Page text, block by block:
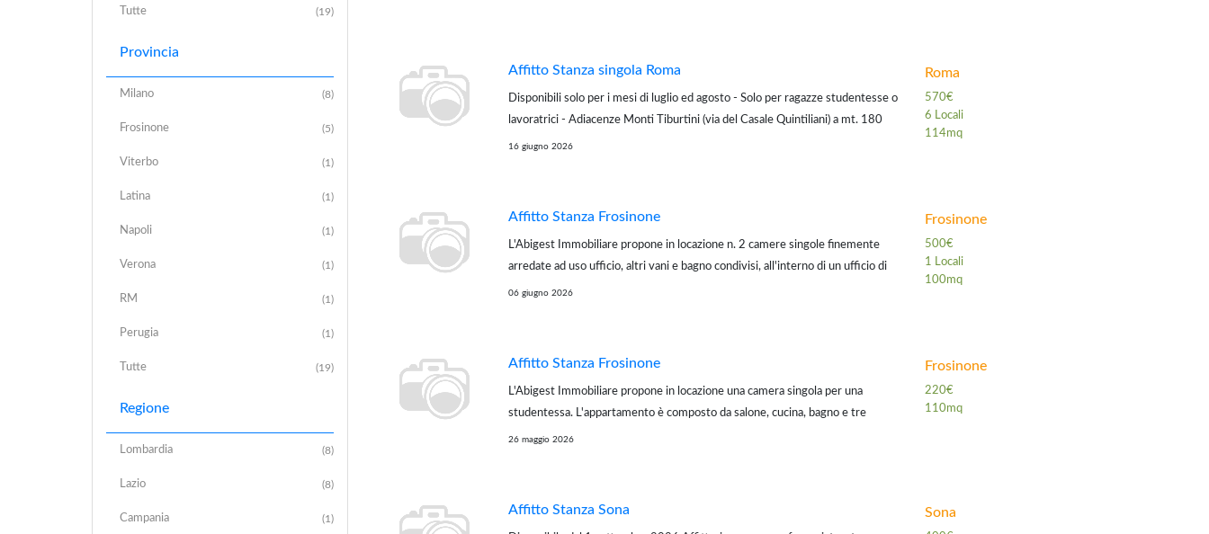
Tutte (19)
Provincia
Milano (8)
Frosinone (5)
Viterbo (1)
Latina (1)
Napoli (1)
Verona (1)
RM (1)
Perugia (1)
Tutte (19)
Regione
Lombardia (8)
Lazio (8)
Campania (1)
Affitto Stanza singola Roma
Disponibili solo per i mesi di luglio ed agosto - Solo per ragazze studentesse o
lavoratrici - Adiacenze Monti Tiburtini (via del Casale Quintiliani) a mt. 180
fermata metro B Quintiliani con veloce collegamento per Tiburtina, Bologna,
16 giugno 2026
Roma
570€
6 Locali
114mq
Affitto Stanza Frosinone
L'Abigest Immobiliare propone in locazione n. 2 camere singole finemente
arredate ad uso ufficio, altri vani e bagno condivisi, all'interno di un ufficio di
100 mq fronte strada con parcheggio. Munito di di sistema audio/video
06 giugno 2026
Frosinone
500€
1 Locali
100mq
Affitto Stanza Frosinone
L'Abigest Immobiliare propone in locazione una camera singola per una
studentessa. L'appartamento è composto da salone, cucina, bagno e tre
camere da letto, di cui due già locate a due studentesse. L'immobile è sito in
26 maggio 2026
Frosinone
220€
110mq
Affitto Stanza Sona Sona